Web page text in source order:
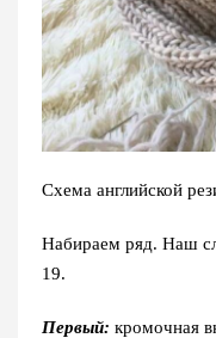
Схема английской
Набираем ряд. Наш
19.
Первый: кромочная